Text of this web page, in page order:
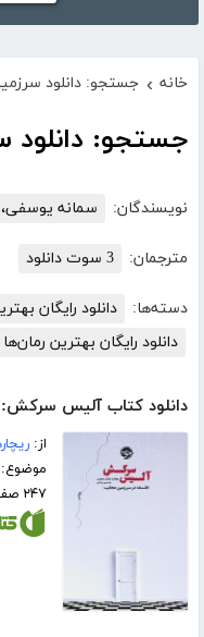
خانه › جستجو: دانلود
جستجو: دانلود
نویسندگان: سمانه
مترجمان: 3 سوت دانلود
دسته‌ها:
دانلود رایگان
دانلود رایگان بهترین رمان‌ها
دانلود کتاب آلیس
از:
۲۴۷ صفحه